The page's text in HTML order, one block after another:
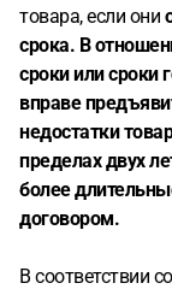
товара, если они
срока. В
сроки или сроки
вправе
недостатки
пределах двух
более
договором.
В соответствии